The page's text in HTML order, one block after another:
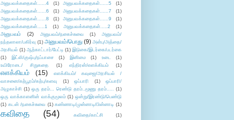
அனுபவக்கதைகள்......4
(1) அனுபவக்கதைகள்......5
(1)
அனுபவக்கதைகள்......6
(1) அனுபவக்கதைகள்......7
(1)
அனுபவக்கதைகள்......8
(1) அனுபவக்கதைகள்......9
(1)
அனுபவக்கதைகள்.....1
(1) அனுபவக்கதைகள்.....2 (1)
அனுபவம் (2) அனுபவம்/நகைச்சுவை (1)
அனுபவம்/
நந்தலாலா/பகிர்வு (1) அனுபவம்/பொது (9) அன்பு/அத்தை/
அரசியல் (1) ஆற்காட்டார்/பேட்டி (1) இடுகை/இடர்கை/படர்கை
(1)
இட்லி/குஷ்பு/நப்பாசை (1) இனிமை (1) உடை
(1)
உயிரோடை/ சிறுகதை
(1) எந்திரன்/எளக்கியம் (1)
எளக்கியம் (15)
எளக்கியம்/ கவுஜை/அரசியல் /
வாசனை/கற்பூரம்/கற்பு/களவு
(1) ஒப்பாரி (1)
ஒப்பாரி/
அழுகாச்சி (1) ஒரு தரம்... ரெண்டு தரம்..மூணு தரம்..... (1)
ஒரு வாக்காளனின் வாக்குமூலம் (1) ஒன்று/இரண்டு/பெண்டு
(1) கடன் /நகைச்சுவை (1) கண்ணாடி/முன்னாடி/பின்னாடி (1)
கவிதை (54) கவிதை/காட்சி
(1)